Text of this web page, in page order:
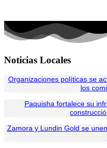
Noticias Locales
Organizaciones políticas se
los
Paquisha fortalece su
Zamora y Lundin Gold se